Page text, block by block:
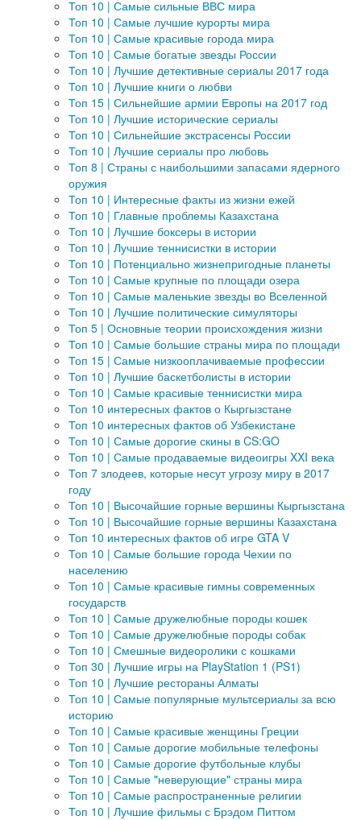
Топ 10 | Самые сильные ВВС мира
Топ 10 | Самые лучшие курорты мира
Топ 10 | Самые красивые города мира
Топ 10 | Самые богатые звезды России
Топ 10 | Лучшие детективные сериалы 2017 года
Топ 10 | Лучшие книги о любви
Топ 15 | Сильнейшие армии Европы на 2017 год
Топ 10 | Лучшие исторические сериалы
Топ 10 | Сильнейшие экстрасенсы России
Топ 10 | Лучшие сериалы про любовь
Топ 8 | Страны с наибольшими запасами ядерного
оружия
Топ 10 | Интересные факты из жизни ежей
Топ 10 | Главные проблемы Казахстана
Топ 10 | Лучшие боксеры в истории
Топ 10 | Лучшие теннисистки в истории
Топ 10 | Потенциально жизнепригодные планеты
Топ 10 | Самые крупные по площади озера
Топ 10 | Самые маленькие звезды во Вселенной
Топ 10 | Лучшие политические симуляторы
Топ 5 | Основные теории происхождения жизни
Топ 10 | Самые большие страны мира по площади
Топ 15 | Самые низкооплачиваемые профессии
Топ 10 | Лучшие баскетболисты в истории
Топ 10 | Самые красивые теннисистки мира
Топ 10 интересных фактов о Кыргызстане
Топ 10 интересных фактов об Узбекистане
Топ 10 | Самые дорогие скины в CS:GO
Топ 10 | Самые продаваемые видеоигры XXI века
Топ 7 злодеев, которые несут угрозу миру в 2017
году
Топ 10 | Высочайшие горные вершины Кыргызстана
Топ 10 | Высочайшие горные вершины Казахстана
Топ 10 интересных фактов об игре GTA V
Топ 10 | Самые большие города Чехии по
населению
Топ 10 | Самые красивые гимны современных
государств
Топ 10 | Самые дружелюбные породы кошек
Топ 10 | Самые дружелюбные породы собак
Топ 10 | Смешные видеоролики с кошками
Топ 30 | Лучшие игры на PlayStation 1 (PS1)
Топ 10 | Лучшие рестораны Алматы
Топ 10 | Самые популярные мультсериалы за всю
историю
Топ 10 | Самые красивые женщины Греции
Топ 10 | Самые дорогие мобильные телефоны
Топ 10 | Самые дорогие футбольные клубы
Топ 10 | Самые "неверующие" страны мира
Топ 10 | Самые распространенные религии
Топ 10 | Лучшие фильмы с Брэдом Питтом